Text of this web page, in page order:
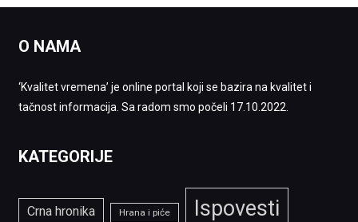
O NAMA
‘Kvalitet vremena’ je online portal koji se bazira na kvalitet i
tačnost informacija. Sa radom smo počeli 17.10.2022.
KATEGORIJE
Crna hronika Hrana i piće Ispovesti